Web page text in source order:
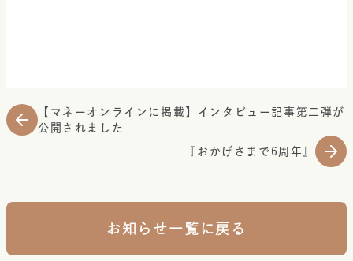
【マネーオンラインに掲載】インタビュー記事第二弾が
公開されました
『おかげさまで6周年』
お知らせ一覧に戻る